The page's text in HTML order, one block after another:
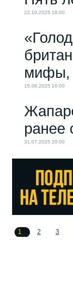
22.10.2025 18:00
мифы,
15.08.2025 16:00
ранее
31.07.2025 20:00
1 2 3